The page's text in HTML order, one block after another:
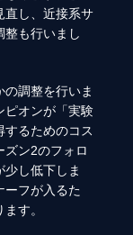
直し、近接系サ
整も行いまし
調整を行いま
ピオンが「実験
するためのコス
ズン2のフォロ
し低下しま
ーフが入るた
す。